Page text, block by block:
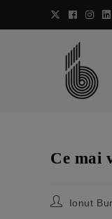
Ce mai
Ionut